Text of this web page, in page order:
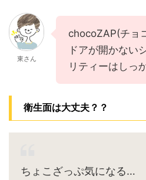
東さん
chocoZAP(チョ
ドアが開かない
リティーはしっ
衛生面は大丈夫？？
ちょこざっぷ気になる…